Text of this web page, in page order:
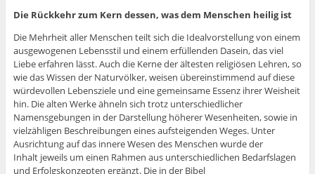
Die Rückkehr zum Kern dessen, was dem Menschen heilig ist
Die Mehrheit aller Menschen teilt sich die Idealvorstellung von einem
ausgewogenen Lebensstil und einem erfüllenden Dasein, das viel
Liebe erfahren lässt. Auch die Kerne der ältesten religiösen Lehren, so
wie das Wissen der Naturvölker, weisen übereinstimmend auf diese
würdevollen Lebensziele und eine gemeinsame Essenz ihrer Weisheit
hin. Die alten Werke ähneln sich trotz unterschiedlicher
Namensgebungen in der Darstellung höherer Wesenheiten, sowie in
vielzähligen Beschreibungen eines aufsteigenden Weges. Unter
Ausrichtung auf das innere Wesen des Menschen wurde der
Inhalt jeweils um einen Rahmen aus unterschiedlichen Bedarfslagen
und Erfolgskonzepten ergänzt. Die in der Bibel